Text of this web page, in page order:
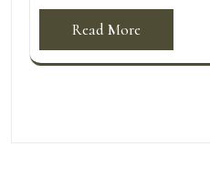
Read More